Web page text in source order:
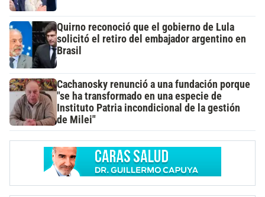
Quirno reconoció que el gobierno de Lula
solicitó el retiro del embajador argentino en
Brasil
Cachanosky renunció a una fundación porque
"se ha transformado en una especie de
Instituto Patria incondicional de la gestión
de Milei"